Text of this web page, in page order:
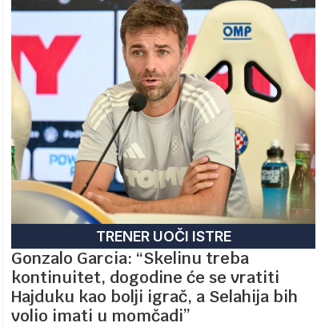
TRENER UOČI ISTRE
Gonzalo Garcia: “Skelinu treba
kontinuitet, dogodine će se vratiti
Hajduku kao bolji igrač, a Selahija bih
volio imati u momčadi”